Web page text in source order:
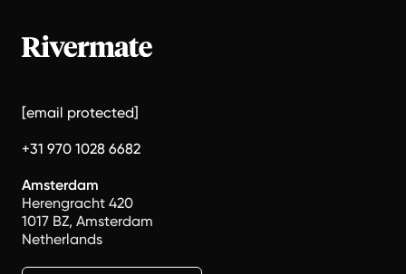
[email protected]
+31 970 1028 6682
Amsterdam
Herengracht 420
1017 BZ, Amsterdam
Netherlands